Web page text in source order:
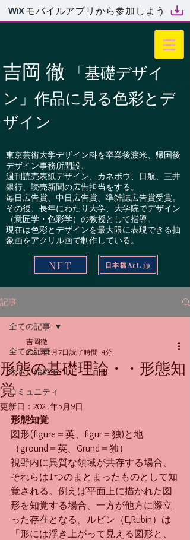
モバイルアプリから参加しよう
吉岡 徹
「基礎デザイ
ン」作品に見る色彩とデ
ザイン
東京芸術大学デザイン科を卒業後渡米、帰国後
デザイン事務所開設、
週刊読売表紙デザイン、カネボウ、日航、三井
銀行、読売新聞の広告担当をする。
毎日広告賞、中日広告賞、準雑誌広告賞受賞。
その後、長年にわたり大学、大学院でデザイン
（意匠学・色彩学）の教授として指導。
現在は色彩とデザインを最大限に表現できる抽
象画をアクリル画で制作している。
NFT 日本橋Art.jp
記事
全ての記事
今すぐ始める
コミュニティ
全ての記事
形態の基礎理論・・形態知
覚
吉岡徹
2021年5月7日 読了時間: 4分
更新日： 2021年5月9日
形態知覚
図形(figure＝英、figur＝独)と地
（ground＝英、Grund＝独）
視野内に異質な領域が共存する場合、
それらは1つのまとまったものとして知
覚される。例えば平面上に描かれた図
形を知覚する場合、一方が他方に際立
った存在となる。ルビン（E,Rubin）は
「形には浮き上がって見える図形と、